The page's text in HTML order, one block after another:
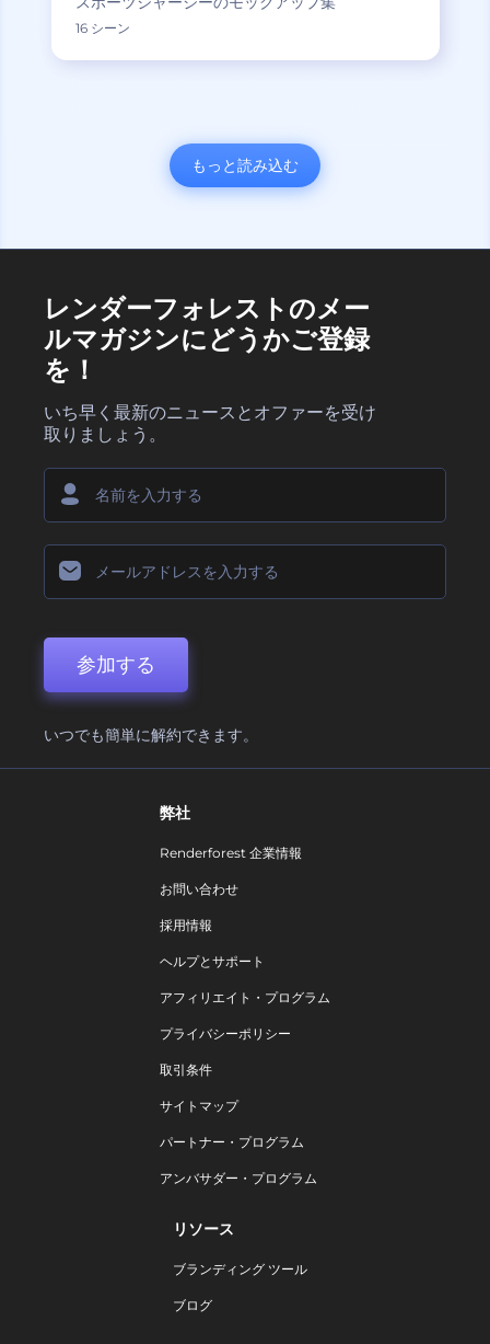
16 シーン
もっと読み込む
レンダーフォレストのメー
ルマガジンにどうかご登録
を！
いち早く最新のニュースとオファーを受け
取りましょう。
参加する
いつでも簡単に解約できます。
弊社
Renderforest 企業情報
お問い合わせ
採用情報
ヘルプとサポート
アフィリエイト・プログラム
プライバシーポリシー
取引条件
サイトマップ
パートナー・プログラム
アンバサダー・プログラム
リソース
ブランディング ツール
ブログ